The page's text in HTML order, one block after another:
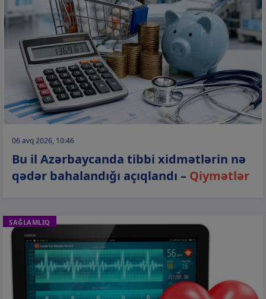
06 avq 2026, 10:46
Bu il Azərbaycanda tibbi xidmətlərin nə
qədər bahalandığı açıqlandı – Qiymətlər
SAĞLAMLIQ